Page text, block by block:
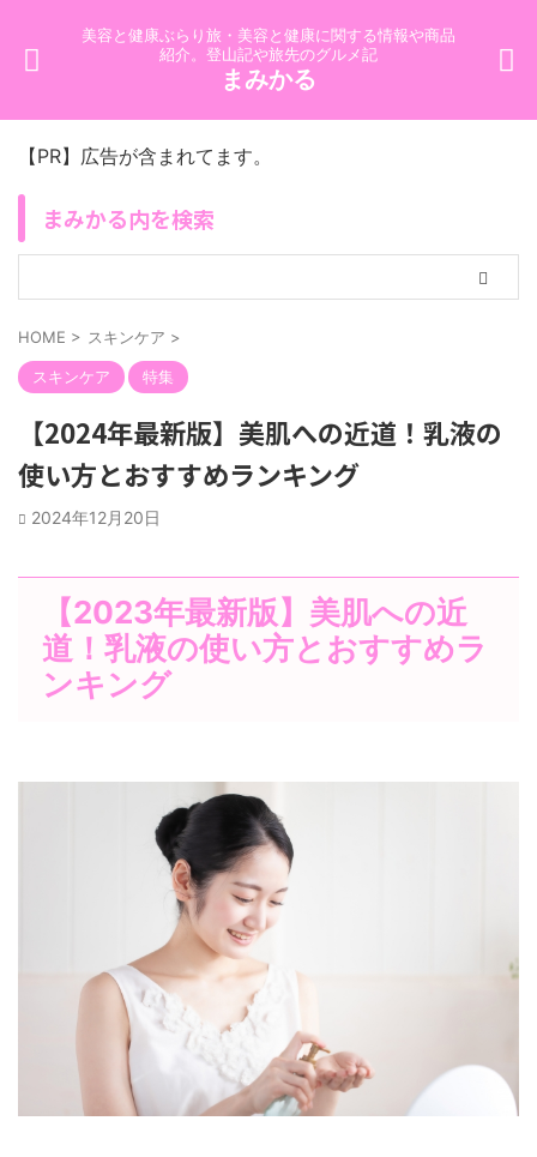
美容と健康ぶらり旅・美容と健康に関する情報や商品
紹介。登山記や旅先のグルメ記
まみかる
【PR】広告が含まれてます。
まみかる内を検索
HOME > スキンケア >
スキンケア 特集
【2024年最新版】美肌への近道！乳液の
使い方とおすすめランキング
2024年12月20日
【2023年最新版】美肌への近
道！乳液の使い方とおすすめラ
ンキング